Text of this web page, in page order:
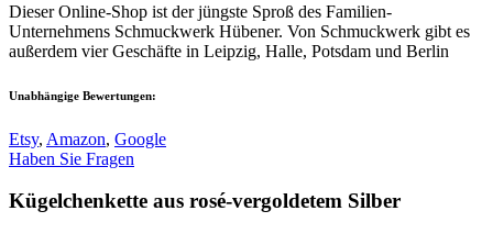
Dieser Online-Shop ist der jüngste Sproß des Familien-
Unternehmens Schmuckwerk Hübener. Von Schmuckwerk gibt es
außerdem vier Geschäfte in Leipzig, Halle, Potsdam und Berlin
Unabhängige Bewertungen:
Etsy, Amazon, Google
Haben Sie Fragen
Kügelchenkette aus rosé-vergoldetem Silber